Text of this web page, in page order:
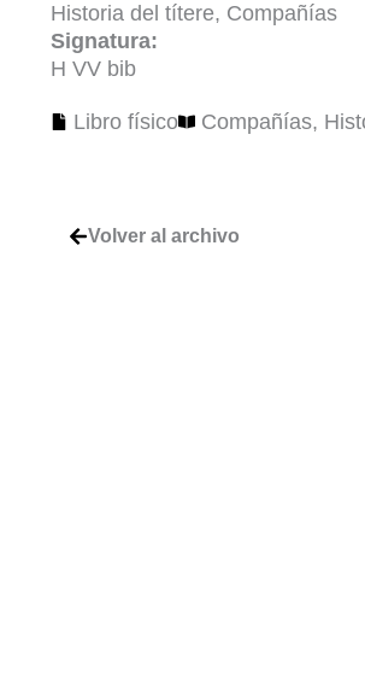
Historia del títere, Compañías
Signatura:
H VV bib
Libro físico Compañías,
Volver al archivo